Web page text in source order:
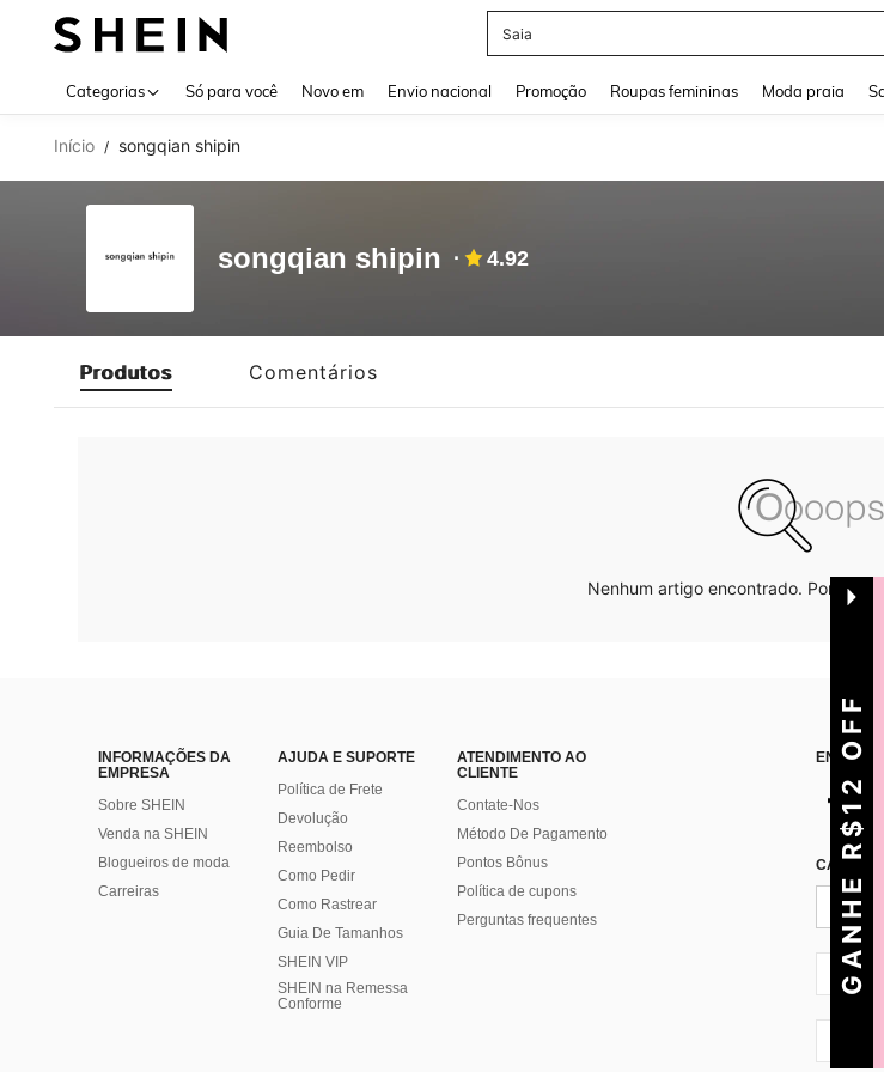
Saia
Categorias Só para você Novo em Envio nacional Promoção Roupas femininas Moda praia
Início / songqian shipin
songqian shipin 4.92
Produtos Comentários
Nenhum artigo encontrado. Por favor
INFORMAÇÕES DA
EMPRESA
Sobre SHEIN
Venda na SHEIN
Blogueiros de moda
Carreiras
AJUDA E SUPORTE
Política de Frete
Devolução
Reembolso
Como Pedir
Como Rastrear
Guia De Tamanhos
SHEIN VIP
SHEIN na Remessa
Conforme
ATENDIMENTO AO
CLIENTE
Contate-Nos
Método De Pagamento
Pontos Bônus
Política de cupons
Perguntas frequentes
BR + 55
GANHE R$12 OFF